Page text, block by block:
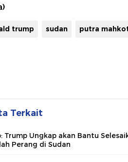
trump sudan putra
Terkait
Trump Ungkap akan Bantu
Perang di Sudan